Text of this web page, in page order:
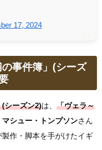
17, 2024
の事件簿」(シーズ
シーズン2)は、 「ヴェラ～
マシュー・トンプソンさん
製作・脚本を手がけたイギ